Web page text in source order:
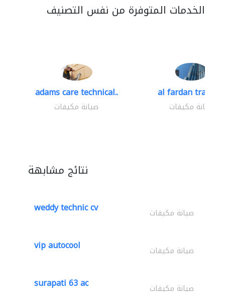
الخدمات المتوفرة من نفس التصنيف
adams care technical..
صيانة مكيفات
al fardan trading..
صيانة مكيفات
نتائج مشابهة
weddy technic cv صيانة مكيفات
vip autocool صيانة مكيفات
surapati 63 ac صيانة مكيفات